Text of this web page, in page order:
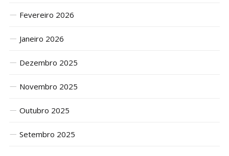
Fevereiro 2026
Janeiro 2026
Dezembro 2025
Novembro 2025
Outubro 2025
Setembro 2025